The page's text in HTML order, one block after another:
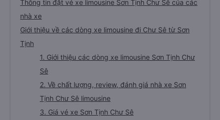
Thông tin đặt vé xe limousine Sơn Tịnh Chư Sê của các
nhà xe
Giới thiệu về các dòng xe limousine đi Chư Sê từ Sơn
Tịnh
1. Giới thiệu các dòng xe limousine Sơn Tịnh Chư
Sê
2. Về chất lượng, review, đánh giá nhà xe Sơn
Tịnh Chư Sê limousine
3. Giá vé xe Sơn Tịnh Chư Sê